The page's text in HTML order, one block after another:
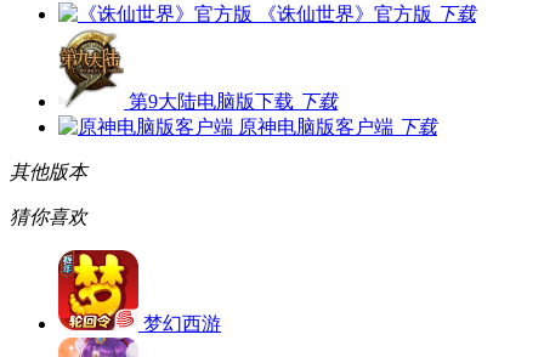
《诛仙世界》官方版 下载
第9大陆电脑版下载 下载
原神电脑版客户端 下载
其他版本
猜你喜欢
梦幻西游